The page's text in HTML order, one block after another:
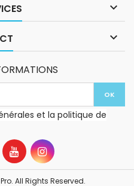


et la politique de
All Rights Reserved.